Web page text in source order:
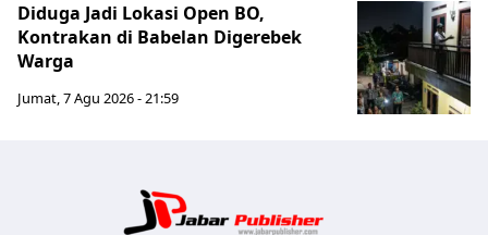
Diduga Jadi Lokasi Open BO,
Kontrakan di Babelan Digerebek
Warga
Jumat, 7 Agu 2026 - 21:59